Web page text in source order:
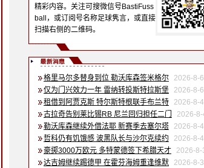
精彩内容。关注可搜微信号BastiFuss
ball，或订阅号名称足球隽言，或直接
扫描右侧的二维码。
格里马尔多替身到位 勒沃库森签米格尔
2026-8-6
仅为门兴效力一年 雷纳转投斯特拉斯堡
2026-8-6
租借到阿贾克斯 特尔斯特根联手布兰特
2026-8-4
古拉奇告别莱比锡RB 尼兰回归担任二门
2026-8-
勒沃库森继续外借法耶 新赛季去塞尔塔
2026-8-4
哲科仍有饥饿感 波黑队长与沙尔克续约
2026-8-4
豪掷3000万欧元 多特蒙德签下希腊天才
2026-8-
达吉姆继续踢德甲 在霍芬海姆重逢维默
2026-8-3